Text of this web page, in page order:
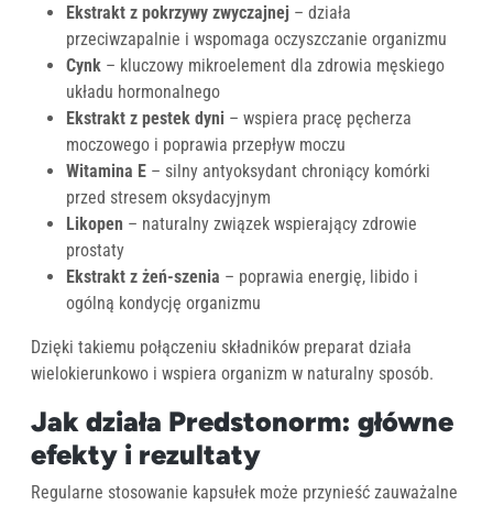
Ekstrakt z pokrzywy zwyczajnej – działa
przeciwzapalnie i wspomaga oczyszczanie organizmu
Cynk – kluczowy mikroelement dla zdrowia męskiego
układu hormonalnego
Ekstrakt z pestek dyni – wspiera pracę pęcherza
moczowego i poprawia przepływ moczu
Witamina E – silny antyoksydant chroniący komórki
przed stresem oksydacyjnym
Likopen – naturalny związek wspierający zdrowie
prostaty
Ekstrakt z żeń-szenia – poprawia energię, libido i
ogólną kondycję organizmu
Dzięki takiemu połączeniu składników preparat działa
wielokierunkowo i wspiera organizm w naturalny sposób.
Jak działa Predstonorm: główne
efekty i rezultaty
Regularne stosowanie kapsułek może przynieść zauważalne